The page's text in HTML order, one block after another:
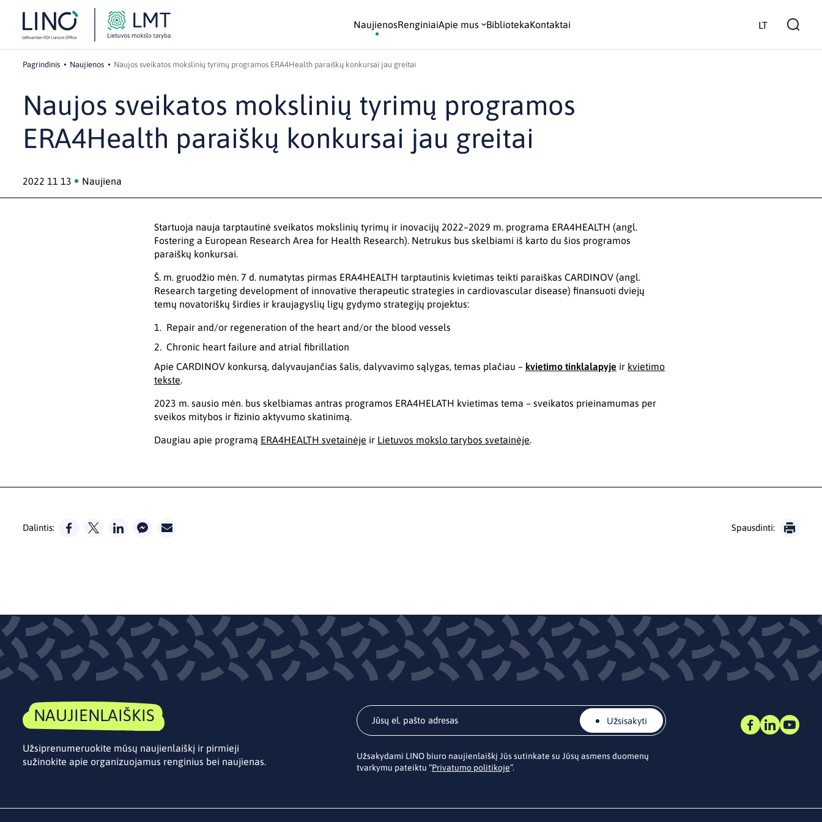
NaujienosRenginiaiApie mus BibliotekaKontaktai LT
Pagrindinis Naujienos Naujos sveikatos mokslinių tyrimų programos ERA4Health paraiškų konkursai jau greitai
Naujos sveikatos mokslinių tyrimų programos
ERA4Health paraiškų konkursai jau greitai
2022 11 13 Naujiena
Startuoja nauja tarptautinė sveikatos mokslinių tyrimų ir inovacijų 2022–2029 m. programa ERA4HEALTH (angl.
Fostering a European Research Area for Health Research). Netrukus bus skelbiami iš karto du šios programos
paraiškų konkursai.
Š. m. gruodžio mėn. 7 d. numatytas pirmas ERA4HEALTH tarptautinis kvietimas teikti paraiškas CARDINOV (angl.
Research targeting development of innovative therapeutic strategies in cardiovascular disease) finansuoti dviejų
temų novatoriškų širdies ir kraujagyslių ligų gydymo strategijų projektus:
Repair and/or regeneration of the heart and/or the blood vessels
Chronic heart failure and atrial fibrillation
Apie CARDINOV konkursą, dalyvaujančias šalis, dalyvavimo sąlygas, temas plačiau – kvietimo tinklalapyje ir kvietimo
tekste.
2023 m. sausio mėn. bus skelbiamas antras programos ERA4HELATH kvietimas tema – sveikatos prieinamumas per
sveikos mitybos ir fizinio aktyvumo skatinimą.
Daugiau apie programą ERA4HEALTH svetainėje ir Lietuvos mokslo tarybos svetainėje.
Dalintis: Spausdinti:
NAUJIENLAIŠKIS
Užsiprenumeruokite mūsų naujienlaiškį ir pirmieji
sužinokite apie organizuojamus renginius bei naujienas.
Užsisakyti
Užsakydami LINO biuro naujienlaiškį Jūs sutinkate su Jūsų asmens duomenų
tvarkymu pateiktu “Privatumo politikoje”.